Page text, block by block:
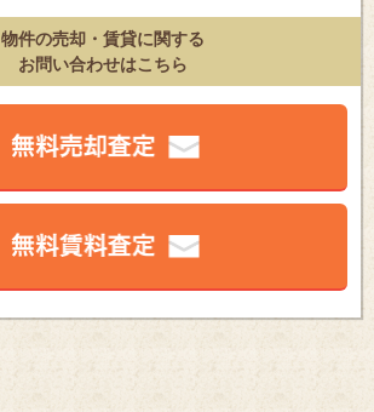
物件の売却・賃貸に関する
お問い合わせはこちら